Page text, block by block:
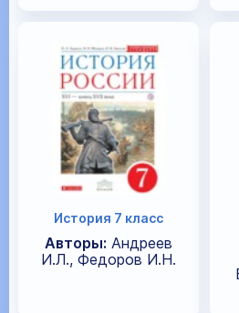
История 7 класс
Авторы: Андреев
И.Л., Федоров И.Н.